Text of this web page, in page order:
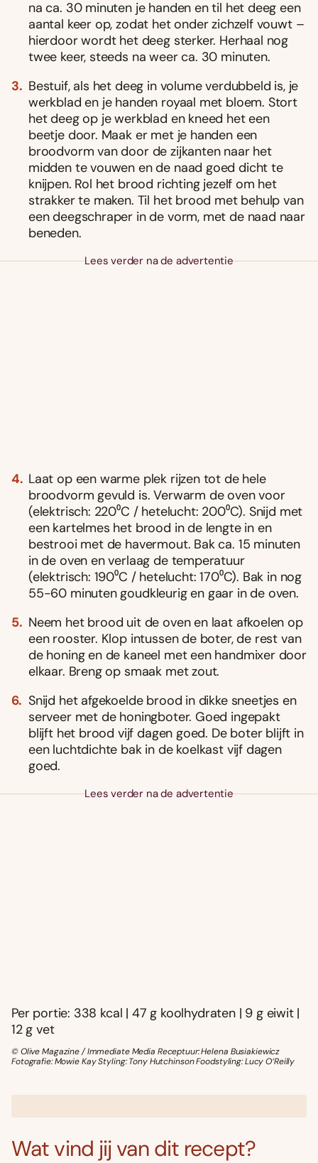
na ca. 30 minuten je handen en til het deeg een
aantal keer op, zodat het onder zichzelf vouwt –
hierdoor wordt het deeg sterker. Herhaal nog
twee keer, steeds na weer ca. 30 minuten.
Bestuif, als het deeg in volume verdubbeld is, je
werkblad en je handen royaal met bloem. Stort
het deeg op je werkblad en kneed het een
beetje door. Maak er met je handen een
broodvorm van door de zijkanten naar het
midden te vouwen en de naad goed dicht te
knijpen. Rol het brood richting jezelf om het
strakker te maken. Til het brood met behulp van
een deegschraper in de vorm, met de naad naar
beneden.
Lees verder na de advertentie
Laat op een warme plek rijzen tot de hele
broodvorm gevuld is. Verwarm de oven voor
(elektrisch: 220⁰C / hetelucht: 200⁰C). Snijd met
een kartelmes het brood in de lengte in en
bestrooi met de havermout. Bak ca. 15 minuten
in de oven en verlaag de temperatuur
(elektrisch: 190⁰C / hetelucht: 170⁰C). Bak in nog
55-60 minuten goudkleurig en gaar in de oven.
Neem het brood uit de oven en laat afkoelen op
een rooster. Klop intussen de boter, de rest van
de honing en de kaneel met een handmixer door
elkaar. Breng op smaak met zout.
Snijd het afgekoelde brood in dikke sneetjes en
serveer met de honingboter. Goed ingepakt
blijft het brood vijf dagen goed. De boter blijft in
een luchtdichte bak in de koelkast vijf dagen
goed.
Lees verder na de advertentie
Per portie: 338 kcal | 47 g koolhydraten | 9 g eiwit |
12 g vet
© Olive Magazine / Immediate Media Receptuur: Helena Busiakiewicz
Fotografie: Mowie Kay Styling: Tony Hutchinson Foodstyling: Lucy O‘Reilly
Wat vind jij van dit recept?